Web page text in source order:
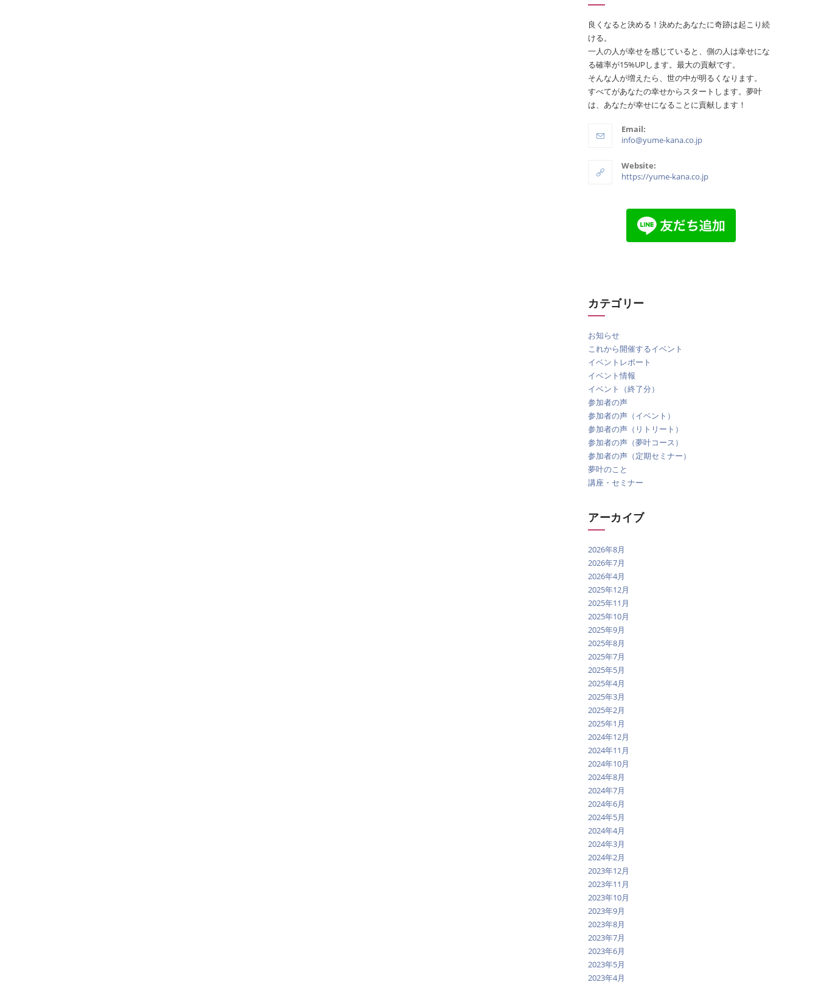
良くなると決める！決めたあなたに奇跡は起こり続
ける。
一人の人が幸せを感じていると、側の人は幸せにな
る確率が15%UPします。最大の貢献です。
そんな人が増えたら、世の中が明るくなります。
すべてがあなたの幸せからスタートします。夢叶
は、あなたが幸せになることに貢献します！
Email:
info@yume-kana.co.jp
Website:
https://yume-kana.co.jp
カテゴリー
お知らせ
これから開催するイベント
イベントレポート
イベント情報
イベント（終了分）
参加者の声
参加者の声（イベント）
参加者の声（リトリート）
参加者の声（夢叶コース）
参加者の声（定期セミナー）
夢叶のこと
講座・セミナー
アーカイブ
2026年8月
2026年7月
2026年4月
2025年12月
2025年11月
2025年10月
2025年9月
2025年8月
2025年7月
2025年5月
2025年4月
2025年3月
2025年2月
2025年1月
2024年12月
2024年11月
2024年10月
2024年8月
2024年7月
2024年6月
2024年5月
2024年4月
2024年3月
2024年2月
2023年12月
2023年11月
2023年10月
2023年9月
2023年8月
2023年7月
2023年6月
2023年5月
2023年4月